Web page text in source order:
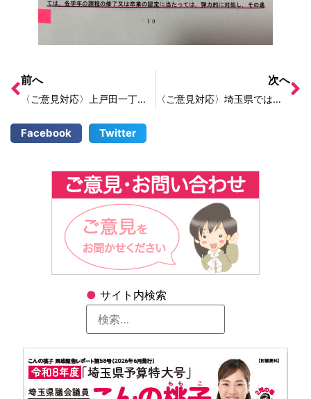
● サイト内検索
前へ
〈ご意見対応〉上戸田一丁目の横断歩道で危険な目に遭った。安全対策をしてほしい
次へ
〈ご意見対応〉埼玉県では介助犬をもっと利用しやすくしてほしい
Facebook Twitter